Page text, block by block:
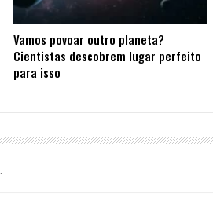
Vamos povoar outro planeta?
Cientistas descobrem lugar perfeito
para isso